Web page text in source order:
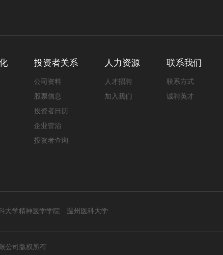
投资者关系
公司资料
股票信息
投资者日历
企业管治
投资者查询
人力资源
人才招聘
加入我们
联系我们
联系方式
诚聘英才
大学精神医学学院 温州医科大学
公司版权所有